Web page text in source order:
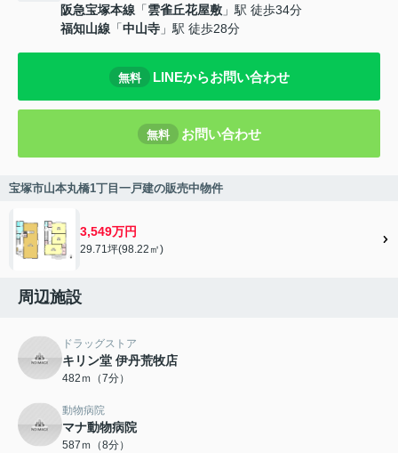
阪急宝塚本線 「雲雀丘花屋敷 」駅 徒歩34分
福知山線 「中山寺 」駅 徒歩28分
無料 LINEからお問い合わせ
無料 お問い合わせ
宝塚市山本丸橋1丁目一戸建の販売中物件
3,549万円
29.71坪(98.22㎡)
周辺施設
ドラッグストア
キリン堂 伊丹荒牧店
482ｍ（7分）
動物病院
マナ動物病院
587ｍ（8分）